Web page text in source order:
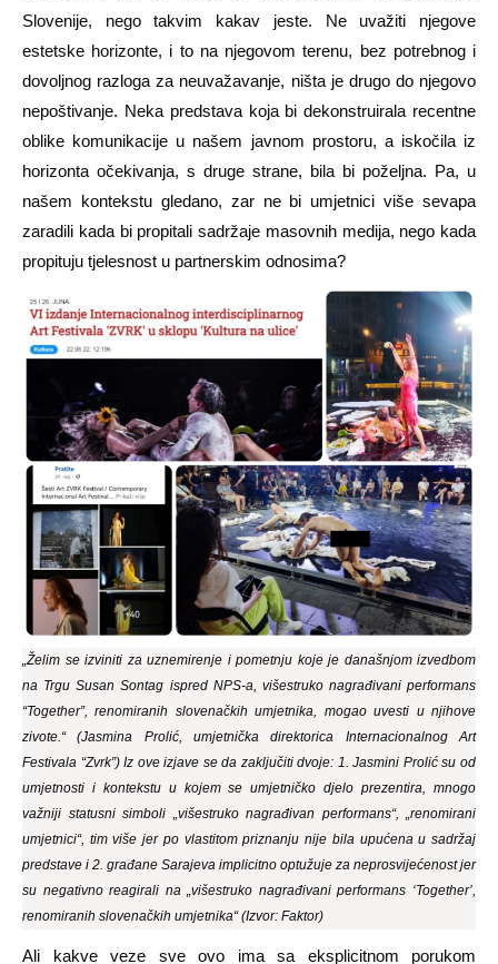
Slovenije, nego takvim kakav jeste. Ne uvažiti njegove
estetske horizonte, i to na njegovom terenu, bez potrebnog i
dovoljnog razloga za neuvažavanje, ništa je drugo do njegovo
nepoštivanje. Neka predstava koja bi dekonstruirala recentne
oblike komunikacije u našem javnom prostoru, a iskočila iz
horizonta očekivanja, s druge strane, bila bi poželjna. Pa, u
našem kontekstu gledano, zar ne bi umjetnici više sevapa
zaradili kada bi propitali sadržaje masovnih medija, nego kada
propituju tjelesnost u partnerskim odnosima?
„Želim se izviniti za uznemirenje i pometnju koje je današnjom izvedbom
na Trgu Susan Sontag ispred NPS-a, višestruko nagrađivani performans
“Together”, renomiranih slovenačkih umjetnika, mogao uvesti u njihove
zivote.“ (Jasmina Prolić, umjetnička direktorica Internacionalnog Art
Festivala “Zvrk”) Iz ove izjave se da zaključiti dvoje: 1. Jasmini Prolić su od
umjetnosti i kontekstu u kojem se umjetničko djelo prezentira, mnogo
važniji statusni simboli „višestruko nagrađivan performans“, „renomirani
umjetnici“, tim više jer po vlastitom priznanju nije bila upućena u sadržaj
predstave i 2. građane Sarajeva implicitno optužuje za neprosvijećenost jer
su negativno reagirali na „višestruko nagrađivani performans ‘Together’,
renomiranih slovenačkih umjetnika“ (Izvor: Faktor)
Ali kakve veze sve ovo ima sa eksplicitnom porukom